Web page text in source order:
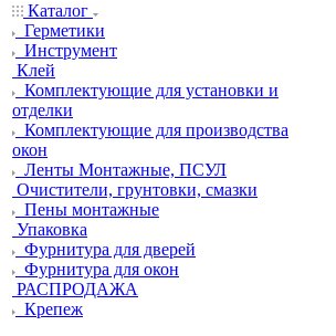
Каталог
Герметики
Инструмент
Клей
Комплектующие для установки и
отделки
Комплектующие для производства
окон
Ленты Монтажные, ПСУЛ
Очистители, грунтовки, смазки
Пены монтажные
Упаковка
Фурнитура для дверей
Фурнитура для окон
РАСПРОДАЖА
Крепеж